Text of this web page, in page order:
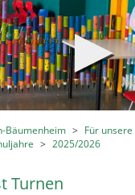
Bäumenheim >
Für unsere
> 2025/2026
Turnen